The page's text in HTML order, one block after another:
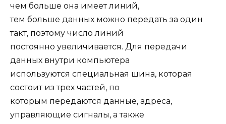
чем больше она имеет линий,
тем больше данных можно передать за один
такт, поэтому число линий
постоянно увеличивается. Для передачи
данных внутри компьютера
используются специальная шина, которая
состоит из трех частей, по
которым передаются данные, адреса,
управляющие сигналы, а также